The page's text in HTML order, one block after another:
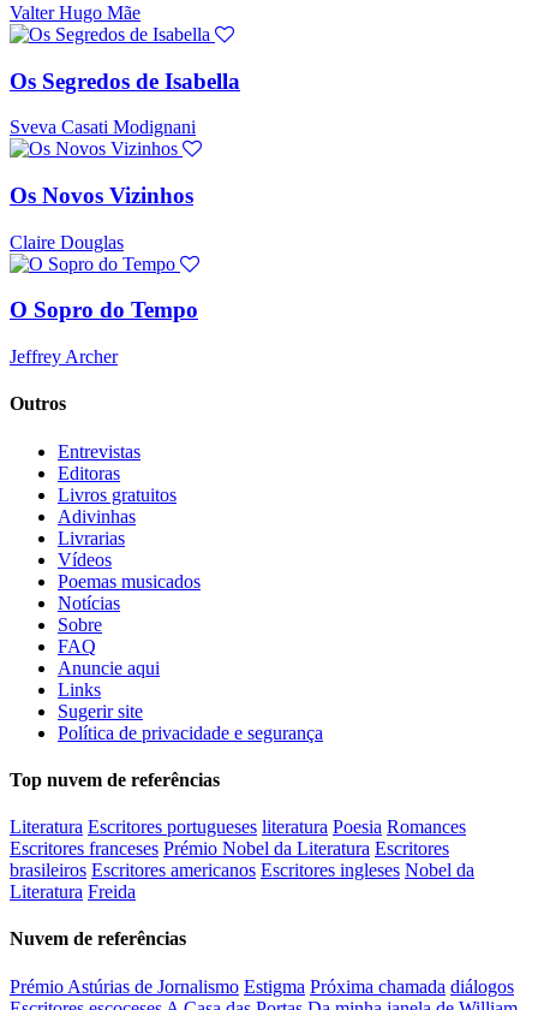
Valter Hugo Mãe
Os Segredos de Isabella
Sveva Casati Modignani
Os Novos Vizinhos
Claire Douglas
O Sopro do Tempo
Jeffrey Archer
Outros
Entrevistas
Editoras
Livros gratuitos
Adivinhas
Livrarias
Vídeos
Poemas musicados
Notícias
Sobre
FAQ
Anuncie aqui
Links
Sugerir site
Política de privacidade e segurança
Top nuvem de referências
Literatura Escritores portugueses literatura Poesia Romances
Escritores franceses Prémio Nobel da Literatura Escritores
brasileiros Escritores americanos Escritores ingleses Nobel da
Literatura Freida
Nuvem de referências
Prémio Astúrias de Jornalismo Estigma Próxima chamada diálogos